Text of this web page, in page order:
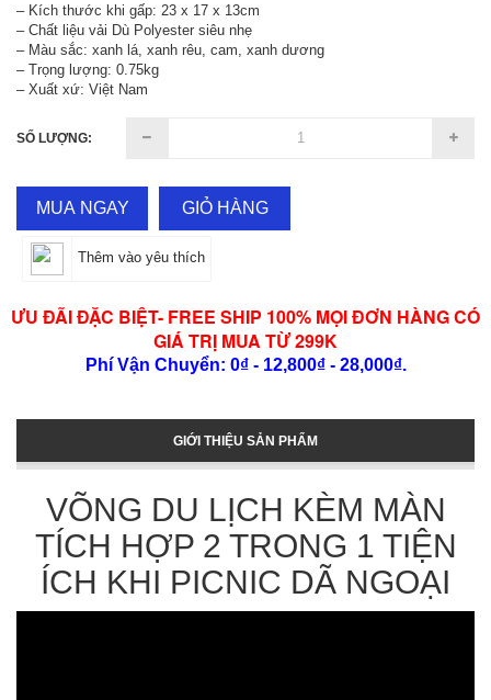
– Kích thước khi gấp: 23 x 17 x 13cm
– Chất liệu vải Dù Polyester siêu nhẹ
– Màu sắc: xanh lá, xanh rêu, cam, xanh dương
– Trọng lượng: 0.75kg
– Xuất xứ: Việt Nam
SỐ LƯỢNG:
MUA NGAY GIỎ HÀNG
Thêm vào yêu thích
ƯU ĐÃI ĐẶC BIỆT- FREE SHIP 100% MỌI ĐƠN HÀNG CÓ
GIÁ TRỊ MUA TỪ 299K
Phí Vận Chuyển: 0₫ - 12,800₫ - 28,000₫.
GIỚI THIỆU SẢN PHẨM
VÕNG DU LỊCH KÈM MÀN
TÍCH HỢP 2 TRONG 1 TIỆN
ÍCH KHI PICNIC DÃ NGOẠI